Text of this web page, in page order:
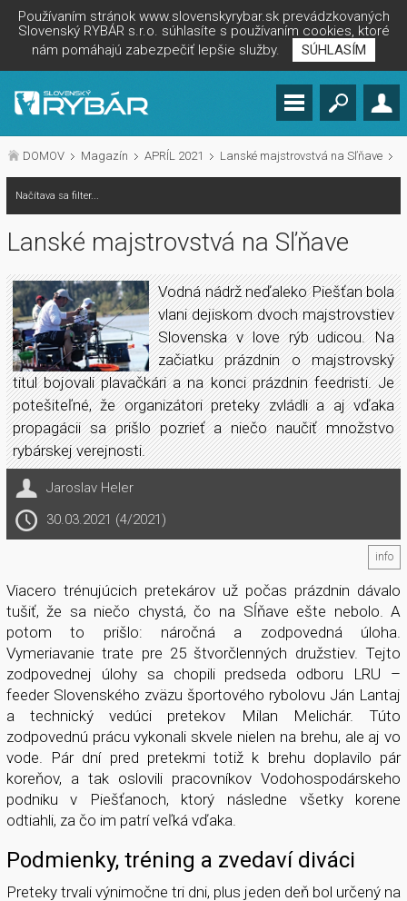
Používaním stránok www.slovenskyrybar.sk prevádzkovaných
Slovenský RYBÁR s.r.o. súhlasíte s používaním cookies, ktoré
nám pomáhajú zabezpečiť lepšie služby.
SÚHLASÍM
DOMOV Magazín APRÍL 2021 Lanské majstrovstvá na Sľňave
Načítava sa filter...
Lanské majstrovstvá na Sľňave
Vodná nádrž neďaleko Piešťan bola
vlani dejiskom dvoch majstrovstiev
Slovenska v love rýb udicou. Na
začiatku prázdnin o majstrovský
titul bojovali plavačkári a na konci prázdnin feedristi. Je
potešiteľné, že organizátori preteky zvládli a aj vďaka
propagácii sa prišlo pozrieť a niečo naučiť množstvo
rybárskej verejnosti.
Jaroslav Heler
30.03.2021 (4/2021)
info
Viacero trénujúcich pretekárov už počas prázdnin dávalo
tušiť, že sa niečo chystá, čo na Sĺňave ešte nebolo. A
potom to prišlo: náročná a zodpovedná úloha.
Vymeriavanie trate pre 25 štvorčlenných družstiev. Tejto
zodpovednej úlohy sa chopili predseda odboru LRU –
feeder Slovenského zväzu športového rybolovu Ján Lantaj
a technický vedúci pretekov Milan Melichár. Túto
zodpovednú prácu vykonali skvele nielen na brehu, ale aj vo
vode. Pár dní pred pretekmi totiž k brehu doplavilo pár
koreňov, a tak oslovili pracovníkov Vodohospodárskeho
podniku v Piešťanoch, ktorý následne všetky korene
odtiahli, za čo im patrí veľká vďaka.
Podmienky, tréning a zvedaví diváci
Preteky trvali výnimočne tri dni, plus jeden deň bol určený na